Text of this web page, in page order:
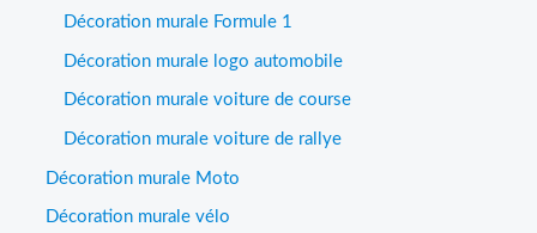
Décoration murale Formule 1
Décoration murale logo automobile
Décoration murale voiture de course
Décoration murale voiture de rallye
Décoration murale Moto
Décoration murale vélo